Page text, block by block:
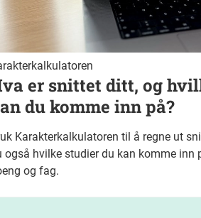
er snittet ditt, og
du komme inn på?
Karakterkalkulatoren til å regne ut
også hvilke studier du kan komme inn
og fag.